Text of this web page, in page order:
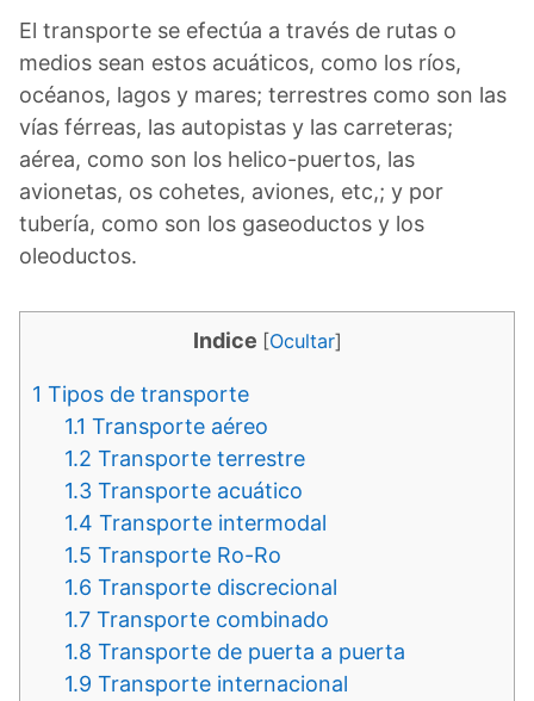
El transporte se efectúa a través de rutas o
medios sean estos acuáticos, como los ríos,
océanos, lagos y mares; terrestres como son las
vías férreas, las autopistas y las carreteras;
aérea, como son los helico-puertos, las
avionetas, os cohetes, aviones, etc,; y por
tubería, como son los gaseoductos y los
oleoductos.
Indice [Ocultar]
1 Tipos de transporte
1.1 Transporte aéreo
1.2 Transporte terrestre
1.3 Transporte acuático
1.4 Transporte intermodal
1.5 Transporte Ro-Ro
1.6 Transporte discrecional
1.7 Transporte combinado
1.8 Transporte de puerta a puerta
1.9 Transporte internacional